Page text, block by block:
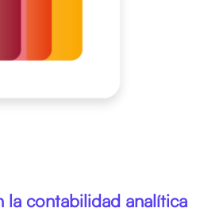
la contabilidad analítica